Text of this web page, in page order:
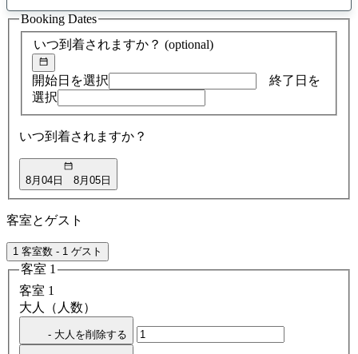
ア
ド
バ
イ
検
索
いつ到着されますか？ (optional)
開始日を選択
終了日を
選択
いつ到着されますか？
8月04日 8月05日
Booking Dates
客室とゲスト
1 客室数 - 1 ゲスト
客室 1
客室 1
大人（人数）
- 大人を削除する